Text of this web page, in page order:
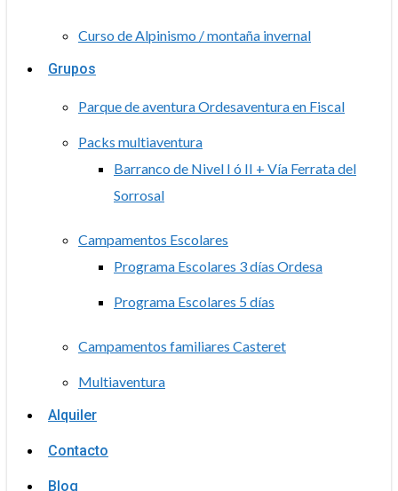
Curso de Alpinismo / montaña invernal
Grupos
Parque de aventura Ordesaventura en Fiscal
Packs multiaventura
Barranco de Nivel I ó II + Vía Ferrata del
Sorrosal
Campamentos Escolares
Programa Escolares 3 días Ordesa
Programa Escolares 5 días
Campamentos familiares Casteret
Multiaventura
Alquiler
Contacto
Blog